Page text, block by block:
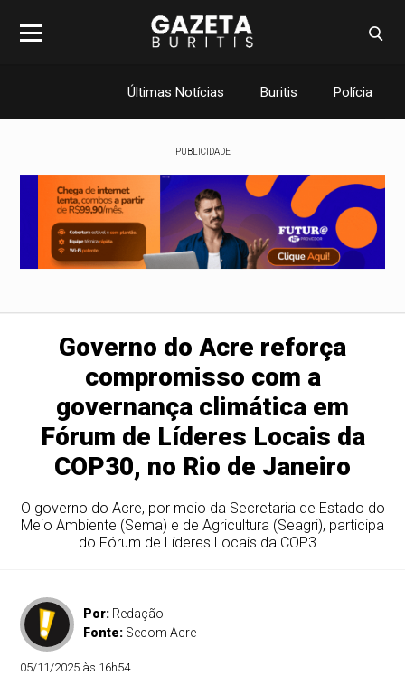
Últimas Notícias Buritis Polícia
PUBLICIDADE
Governo do Acre reforça
compromisso com a
governança climática em
Fórum de Líderes Locais da
COP30, no Rio de Janeiro
O governo do Acre, por meio da Secretaria de Estado do
Meio Ambiente (Sema) e de Agricultura (Seagri), participa
do Fórum de Líderes Locais da COP3...
Por: Redação
Fonte: Secom Acre
05/11/2025 às 16h54